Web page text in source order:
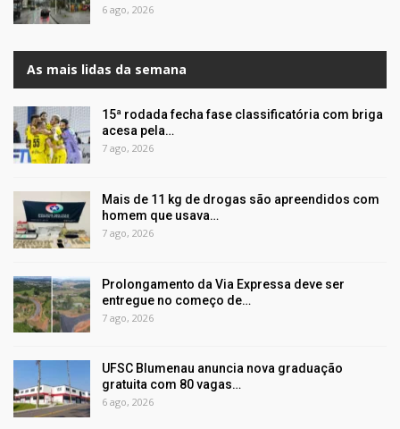
6 ago, 2026
As mais lidas da semana
15ª rodada fecha fase classificatória com briga
acesa pela…
7 ago, 2026
Mais de 11 kg de drogas são apreendidos com
homem que usava…
7 ago, 2026
Prolongamento da Via Expressa deve ser
entregue no começo de…
7 ago, 2026
UFSC Blumenau anuncia nova graduação
gratuita com 80 vagas…
6 ago, 2026